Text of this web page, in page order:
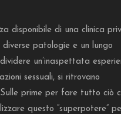
disponibile di una clinica
patologie e un lungo
un’inaspettata
sessuali, si ritrovano
prime per fare tutto ciò
questo “superpotere”